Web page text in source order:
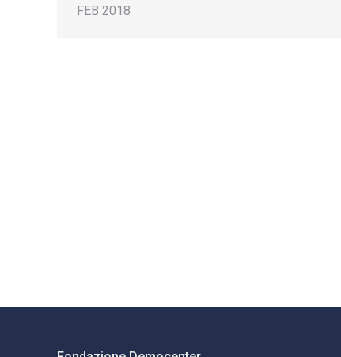
FEB 2018